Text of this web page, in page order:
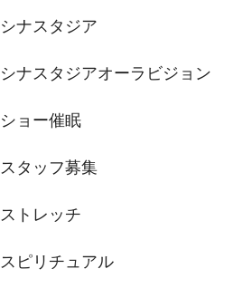
シナスタジア
シナスタジアオーラビジョン
ショー催眠
スタッフ募集
ストレッチ
スピリチュアル